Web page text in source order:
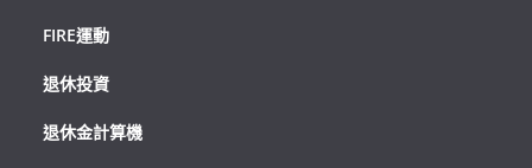
FIRE運動
退休投資
退休金計算機